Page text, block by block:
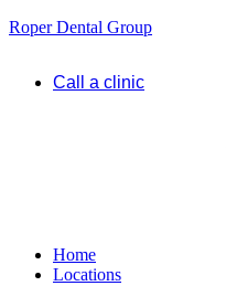
Roper Dental Group
Call a clinic
Home
Locations